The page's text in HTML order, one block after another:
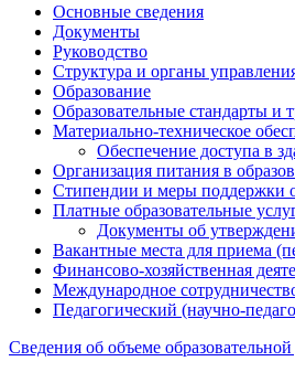
Основные сведения
Документы
Руководство
Структура и органы
Образование
Образовательные стандарты и
Материально-техническое
Обеспечение доступа в
Организация питания в
Стипендии и меры поддержки
Платные образовательные
Документы об
Вакантные места для приема
Финансово-хозяйственная
Международное
Педагогический (научно-
Сведения об объеме образовательной